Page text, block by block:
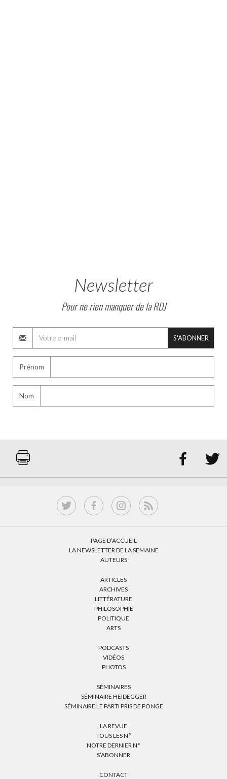
Newsletter
Pour ne rien manquer de la RDJ
S'ABONNER
Prénom
Nom
 
PAGE D’ACCUEIL
LA NEWSLETTER DE LA SEMAINE
AUTEURS
ARTICLES
ARCHIVES
LITTÉRATURE
PHILOSOPHIE
POLITIQUE
ARTS
PODCASTS
VIDÉOS
PHOTOS
SÉMINAIRES
SÉMINAIRE HEIDEGGER
SÉMINAIRE LE PARTI PRIS DE PONGE
LA REVUE
TOUS LES N°
NOTRE DERNIER N°
S’ABONNER
CONTACT